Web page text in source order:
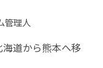
管理人
道から熊本へ移